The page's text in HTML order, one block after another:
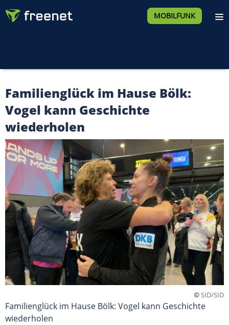
MOBILFUNK
Familienglück im Hause Bölk:
Vogel kann Geschichte
wiederholen
©SID/SID
Familienglück im Hause Bölk: Vogel kann Geschichte
wiederholen